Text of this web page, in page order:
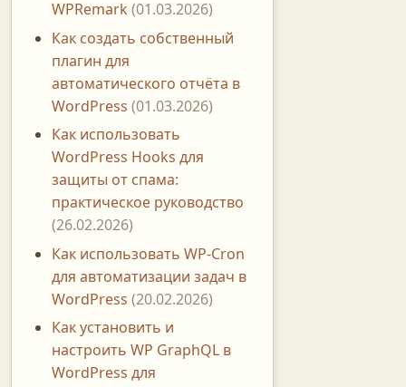
WPRemark (01.03.2026)
Как создать собственный
плагин для
автоматического отчёта в
WordPress (01.03.2026)
Как использовать
WordPress Hooks для
защиты от спама:
практическое руководство
(26.02.2026)
Как использовать WP-Cron
для автоматизации задач в
WordPress (20.02.2026)
Как установить и
настроить WP GraphQL в
WordPress для